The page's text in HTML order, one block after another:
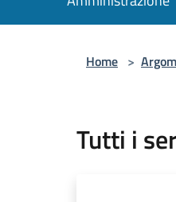
Home >
Tutti i